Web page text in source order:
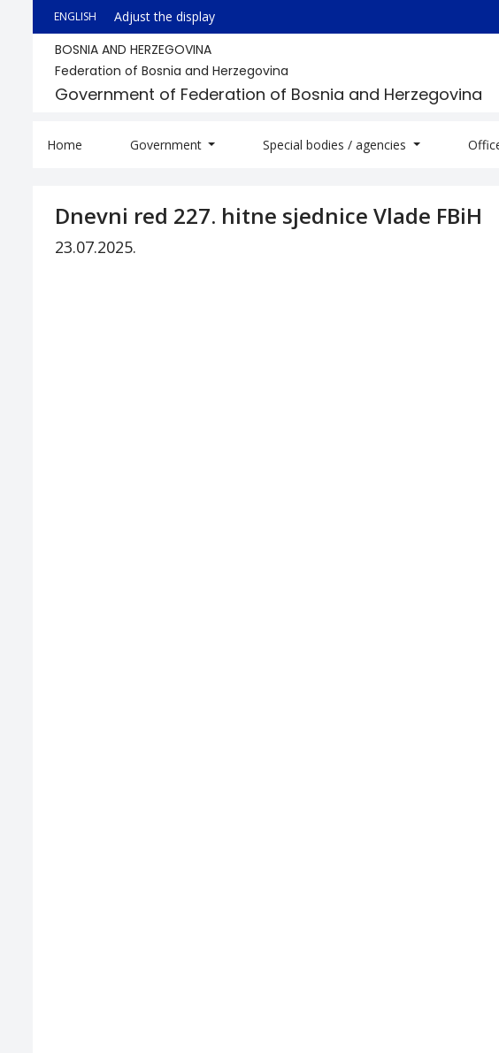
ENGLISH Adjust the display
BOSNIA AND HERZEGOVINA
Federation of Bosnia and Herzegovina
Government of Federation of Bosnia and Herzegovina
Home Government Special bodies / agencies
Dnevni red 227. hitne sjednice Vlade FBiH
23.07.2025.